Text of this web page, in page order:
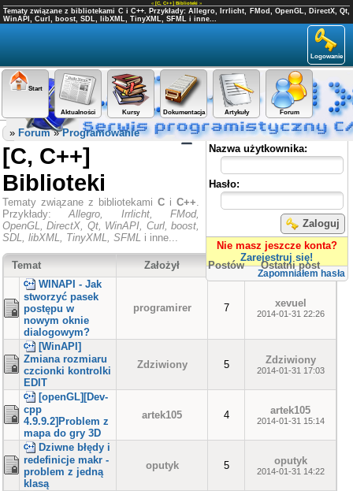
« [C, C++] Biblioteki »
Tematy związane z bibliotekami C i C++. Przykłady: Allegro, Irrlicht, FMod, OpenGL, DirectX, Qt,
WinAPI, Curl, boost, SDL, libXML, TinyXML, SFML i inne...
Logowanie
Start
Aktualności Kursy Dokumentacja Artykuły Forum
Panel użytkownika
Nazwa użytkownika:
Hasło:
Zaloguj
Nie masz jeszcze konta?
Zarejestruj się!
Zapomniałem hasła
» Forum»Programowanie
[C, C++]
Biblioteki
Tematy związane z bibliotekami C i C++.
Przykłady:Allegro, Irrlicht, FMod,
OpenGL, DirectX, Qt, WinAPI, Curl, boost,
SDL, libXML, TinyXML, SFML i inne...
Temat Założył Postów
Ostatni post
WINAPI - Jak
stworzyć pasek
postępu w
nowym oknie
dialogowym?
programirer 7 xevuel
2014-01-31 22:26
[WinAPI]
Zmiana rozmiaru
czcionki kontrolki
EDIT
Zdziwiony 5 Zdziwiony
2014-01-31 17:03
[openGL][Dev-
cpp
4.9.9.2]Problem z
mapa do gry 3D
artek105 4 artek105
2014-01-31 15:14
Dziwne błędy i
redefinicje makr -
problem z jedną
klasą
oputyk 5 oputyk
2014-01-31 14:22